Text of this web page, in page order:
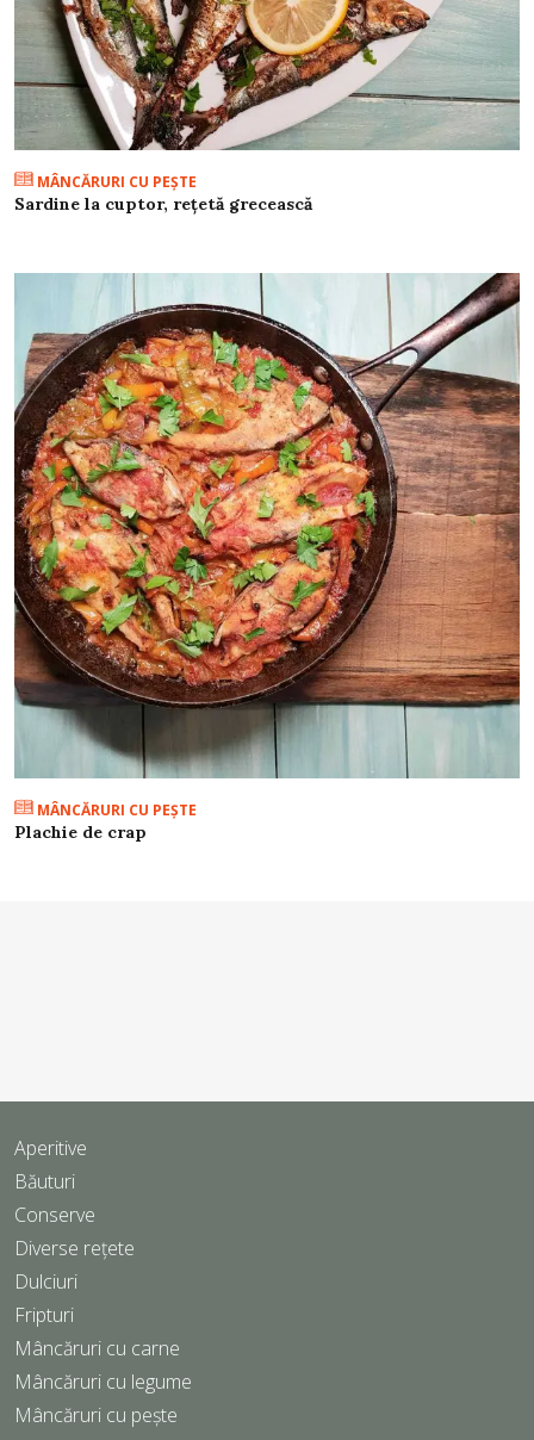
MÂNCĂRURI CU PEŞTE
Sardine la cuptor, rețetă grecească
MÂNCĂRURI CU PEŞTE
Plachie de crap
Aperitive
Băuturi
Conserve
Diverse rețete
Dulciuri
Fripturi
Mâncăruri cu carne
Mâncăruri cu legume
Mâncăruri cu pește